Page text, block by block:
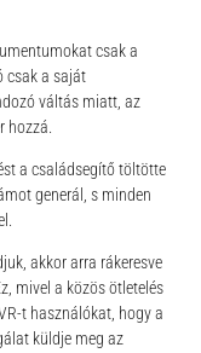
csak a
csak a saját
váltás miatt, az
hozzá.
a családsegítő töltötte
generál, s minden
akkor arra rákeresve
mivel a közös ötletelés
t használókat, hogy a
küldje meg az